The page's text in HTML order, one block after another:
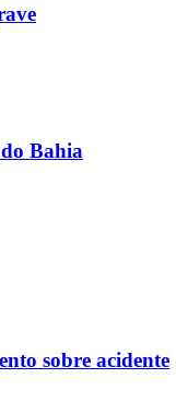
Bahia
sobre acidente